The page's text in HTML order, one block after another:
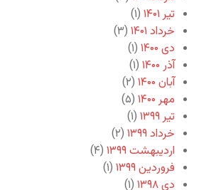
تیر ۱۴۰۱
(۱)
خرداد ۱۴۰۱
(۳)
دی ۱۴۰۰
(۱)
آذر ۱۴۰۰
(۱)
آبان ۱۴۰۰
(۲)
مهر ۱۴۰۰
(۵)
تیر ۱۳۹۹
(۱)
خرداد ۱۳۹۹
(۲)
اردیبهشت ۱۳۹۹
(۴)
فروردین ۱۳۹۹
(۱)
دی ۱۳۹۸
(۱)